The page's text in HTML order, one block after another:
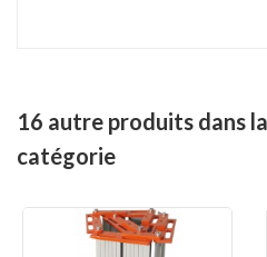
16 autre produits dans
catégorie